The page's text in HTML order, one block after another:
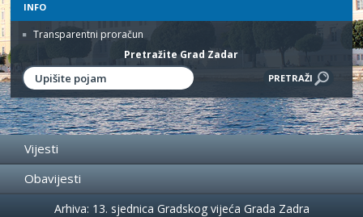
INFO
Transparentni proračun
Pretražite Grad Zadar
Vijesti
Obavijesti
Događanja
Arhiva: 13. sjednica Gradskog vijeća Grada Zadra